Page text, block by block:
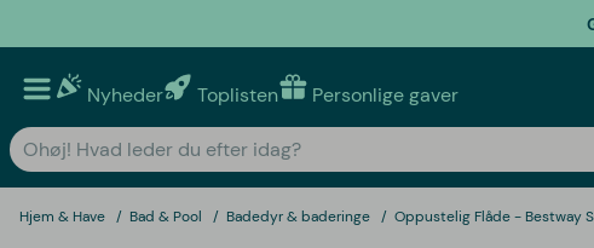
Nyheder Toplisten Personlige gaver
Hjem & Have Bad & Pool Badedyr & baderinge Oppustelig Flåde - Bestway